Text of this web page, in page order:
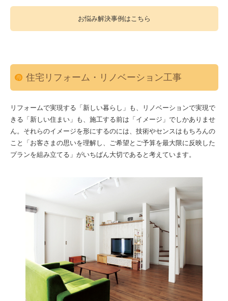
お悩み解決事例はこちら
住宅リフォーム・リノベーション工事
リフォームで実現する「新しい暮らし」も、リノベーションで実現で
きる「新しい住まい」も、施工する前は「イメージ」でしかありませ
ん。それらのイメージを形にするのには、技術やセンスはもちろんの
こと「お客さまの思いを理解し、ご希望とご予算を最大限に反映した
プランを組み立てる」がいちばん大切であると考えています。